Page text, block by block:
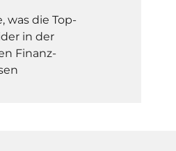
was die Top-
in der
Finanz-